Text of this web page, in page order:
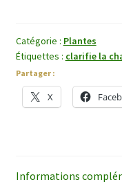
Catégorie : Plantes
Étiquettes : clarifie la
Partager :
X
Informations